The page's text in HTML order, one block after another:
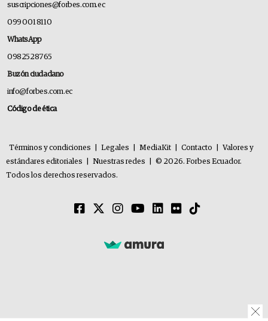
suscripciones@forbes.com.ec
099 001 8110
WhatsApp
0982528765
Buzón ciudadano
info@forbes.com.ec
Código de ética
Términos y condiciones Legales MediaKit Contacto
Valores y
estándares editoriales
Nuestras redes
© 2026. Forbes Ecuador.
Todos los derechos reservados.